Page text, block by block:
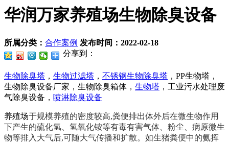
华润万家养殖场生物除臭设备
所属分类： 合作案例 发布时间： 2022-02-18
分享到：
生物除臭塔 ， 生物过滤塔 ， 不锈钢生物除臭塔 ，PP生物塔，
生物除臭设备厂家，生物除臭箱体， 生物塔 ，工业污水处理废
气除臭设备， 喷淋除臭设备
养殖场于规模养殖的密度较高,粪便排出体外后在微生物作用
下产生的硫化氢、氢氧化铵等有毒有害气体、粉尘、病原微生
物等排入大气后,可随大气传播和扩散。 如生猪粪便中的氨挥